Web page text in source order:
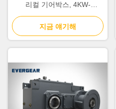
리컬 기어박스, 4KW-
4823KW 전력 범위 및 산업
기어 드라이브용 모듈식 설계
지금 얘기해